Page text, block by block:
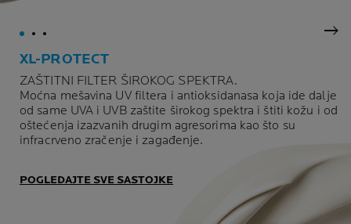
XL-PROTECT
ZAŠTITNI FILTER ŠIROKOG SPEKTRA.
Moćna mešavina UV filtera i antioksidanasa koja ide dalje
od same UVA i UVB zaštite širokog spektra i štiti kožu i od
oštećenja izazvanih drugim agresorima kao što su
infracrveno zračenje i zagađenje.
POGLEDAJTE SVE SASTOJKE